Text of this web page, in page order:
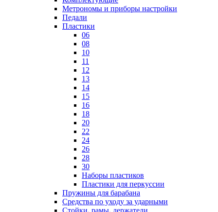
Метрономы и приборы настройки
Педали
Пластики
06
08
10
11
12
13
14
15
16
18
20
22
24
26
28
30
Наборы пластиков
Пластики для перкуссии
Пружины для барабана
Средства по уходу за ударными
Стойки, рамы, держатели